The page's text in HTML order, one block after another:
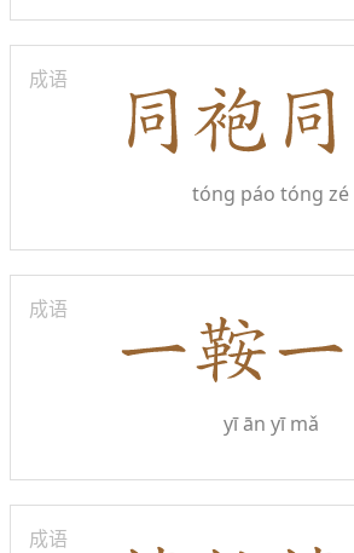
成语
tóng páo tóng zé
成语
yī ān yī mǎ
成语